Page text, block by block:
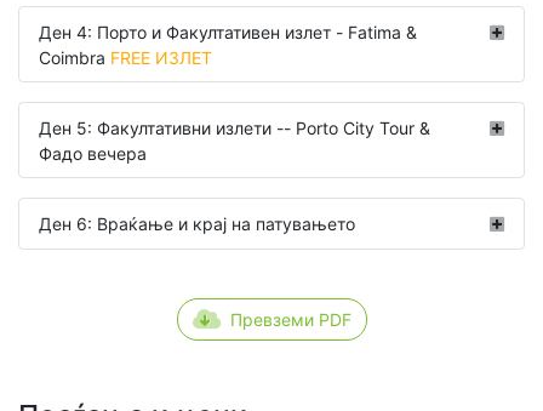
Ден 4: Порто и Факултативен излет - Fatima &
Coimbra FREE ИЗЛЕТ
Ден 5: Факултативни излети -- Porto City Tour &
Фадо вечера
Ден 6: Враќање и крај на патувањето
Превземи PDF